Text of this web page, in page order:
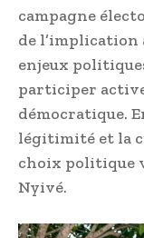
campagne
de l’implication
enjeux
participer
démocratique.
légitimité et la
choix politique
Nyivé.